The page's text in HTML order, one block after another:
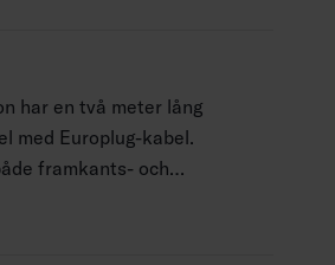
har en två meter lång
med Europlug-kabel.
framkants- och